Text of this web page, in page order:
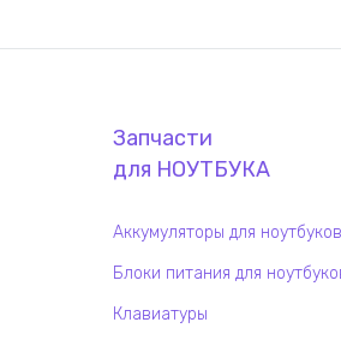
Запчасти
для НОУТБУКА
Аккумуляторы для ноутбуков
Блоки питания для
Клавиатуры